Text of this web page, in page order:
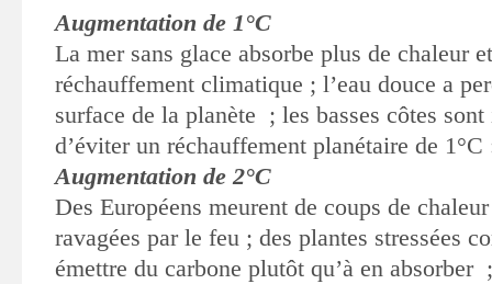
Augmentation de 1°C
La mer sans glace absorbe plus de chaleur
réchauffement climatique ; l’eau douce a
surface de la planète ; les basses côtes sont
d’éviter un réchauffement planétaire de
Augmentation de 2°C
Des Européens meurent de coups de
ravagées par le feu ; des plantes stressées
émettre du carbone plutôt qu’à en absorber